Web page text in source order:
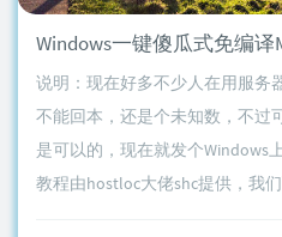
说明：现在好多不少人在用服务
不能回本，还是个未知数，不过
是可以的，现在就发个Windows
教程由hostloc大佬shc提供，我